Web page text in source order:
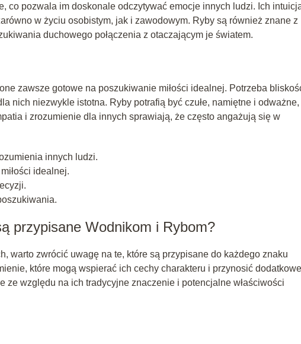
co pozwala im doskonale odczytywać emocje innych ludzi. Ich
w życiu osobistym, jak i zawodowym. Ryby są również znane z
duchowego połączenia z otaczającym je światem.
zawsze gotowe na poszukiwanie miłości idealnej. Potrzeba
nich niezwykle istotna. Ryby potrafią być czułe, namiętne i odważne,
i zrozumienie dla innych sprawiają, że często angażują się w
innych ludzi.
idealnej.
przypisane Wodnikom i Rybom?
warto zwrócić uwagę na te, które są przypisane do każdego znaku
które mogą wspierać ich cechy charakteru i przynosić dodatkowe
ze względu na ich tradycyjne znaczenie i potencjalne właściwości